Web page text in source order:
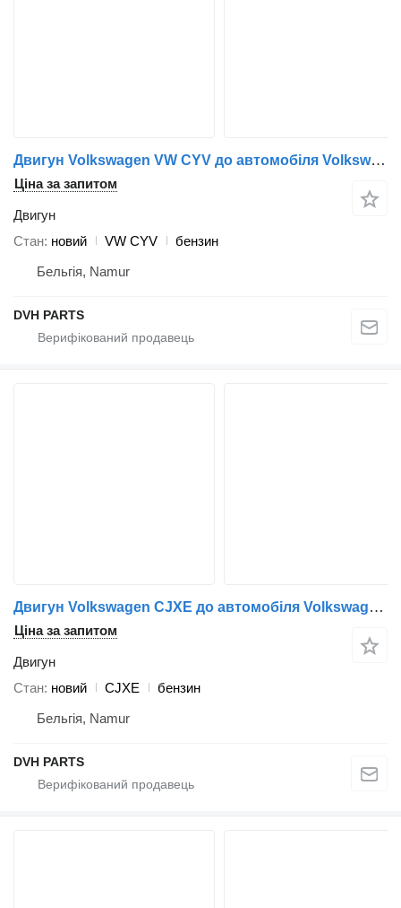
Двигун Volkswagen VW CYV до автомобіля Volkswagen VW CYV
Ціна за запитом
Двигун
Стан новий VW CYV
бензин
Бельгія, Namur
DVH PARTS
Двигун Volkswagen CJXE до автомобіля Volkswagen GOLF VII GTI , AUDI , SEAT
Ціна за запитом
Двигун
Стан новий CJXE
бензин
Бельгія, Namur
DVH PARTS